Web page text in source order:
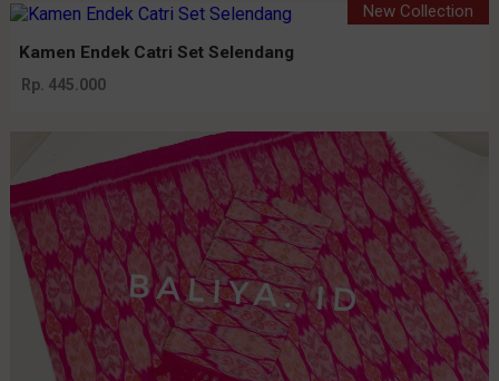
New Collection
Kamen Endek Catri Set Selendang
Rp. 445.000